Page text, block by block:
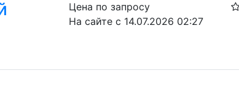
Цена по запросу
На сайте с 14.07.2026 02:27